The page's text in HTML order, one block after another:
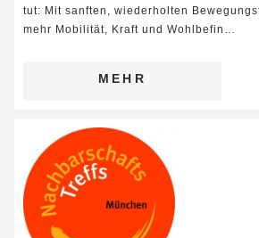
tut: Mit sanften, wiederholten
mehr Mobilität, Kraft und Wohlbefin…
MEHR